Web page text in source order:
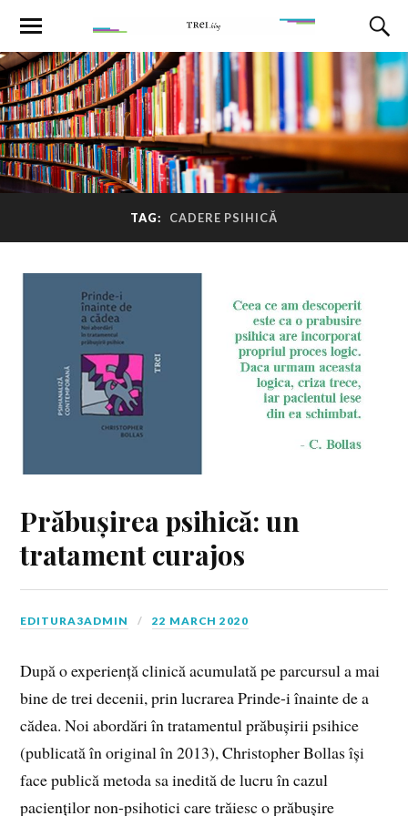
TAG: CADERE PSIHICĂ
Prăbușirea psihică: un
tratament curajos
EDITURA3ADMIN 22 MARCH 2020
După o experiență clinică acumulată pe parcursul a mai
bine de trei decenii, prin lucrarea Prinde-i înainte de a
cădea. Noi abordări în tratamentul prăbușirii psihice
(publicată în original în 2013), Christopher Bollas își
face publică metoda sa inedită de lucru în cazul
pacienților non-psihotici care trăiesc o prăbușire